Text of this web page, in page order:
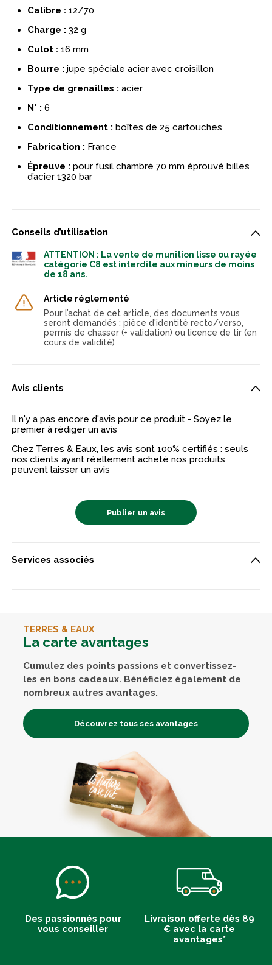
Calibre : 12/70
Charge : 32 g
Culot : 16 mm
Bourre : jupe spéciale acier avec croisillon
Type de grenailles : acier
N° : 6
Conditionnement : boîtes de 25 cartouches
Fabrication : France
Épreuve : pour fusil chambré 70 mm éprouvé billes
d’acier 1320 bar
Conseils d’utilisation
ATTENTION : La vente de munition lisse ou rayée
catégorie C8 est interdite aux mineurs de moins
de 18 ans.
Article réglementé
Pour l’achat de cet article, des documents vous
seront demandés : pièce d'identité recto/verso,
permis de chasser (+ validation) ou licence de tir (en
cours de validité)
Avis clients
Il n'y a pas encore d'avis pour ce produit - Soyez le
premier à rédiger un avis
Chez Terres & Eaux, les avis sont 100% certifiés : seuls
nos clients ayant réellement acheté nos produits
peuvent laisser un avis
Publier un avis
Services associés
TERRES & EAUX
La carte avantages
Cumulez des points passions et convertissez-
les en bons cadeaux. Bénéficiez également de
nombreux autres avantages.
Découvrez tous ses avantages
Des passionnés pour
vous conseiller
Livraison offerte dès 89
€ avec la carte
avantages*